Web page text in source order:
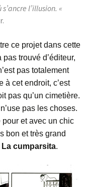
l’illusion. «
ce projet dans cette
trouvé d’éditeur,
pas totalement
à cet endroit, c’est
pas qu’un cimetière.
pas les choses.
et avec un chic
bon et très grand
La cumparsita.